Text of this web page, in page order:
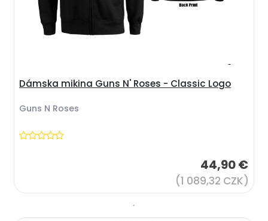
Dámska mikina Guns N' Roses - Classic Logo
Guns N Roses
44,90 €
(1 089,32 CZK)